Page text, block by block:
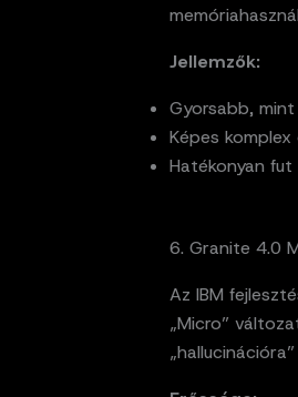
Jellemzők:
Gyorsabb,
Képes
Hatékonyan
6. Granite 4.0
Az IBM
„Micro”